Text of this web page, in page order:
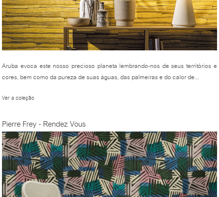
Aruba evoca este nosso precioso planeta lembrando-nos de seus territórios e
cores, bem como da pureza de suas águas, das palmeiras e do calor de...
Ver a coleção
Pierre Frey - Rendez Vous